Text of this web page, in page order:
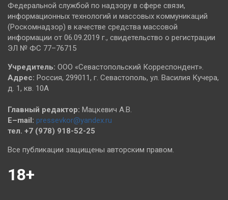
Федеральной службой по надзору в сфере связи,
информационных технологий и массовых коммуникаций
(Роскомнадзор) в качестве средства массовой
информации от 06.09.2019 г., свидетельство о регистрации
ЭЛ № ФС 77–76715
Учредитель: ООО «Севастопольский Корреспондент».
Адрес: Россия, 299011, г. Севастополь, ул. Василия Кучера,
д. 1, кв. 10А
Главный редактор: Мацкевич А.В.
E–mail: pressevkor@yandex.ru
тел. +7 (978) 918-52-25
Все публикации защищены авторским правом.
18+